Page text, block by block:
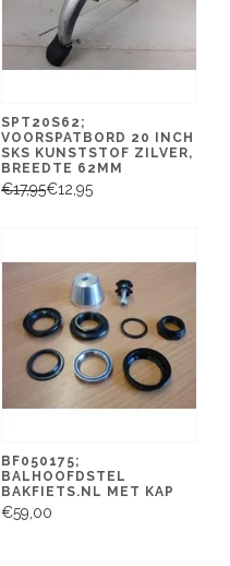
SPT20S62;
VOORSPATBORD 20 INCH
SKS KUNSTSTOF ZILVER,
BREEDTE 62MM
€17,95€12,95
BF050175;
BALHOOFDSTEL
BAKFIETS.NL MET KAP
€59,00